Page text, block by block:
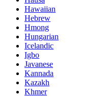
Hawaiian
Hebrew
Hmong
Hungarian
Icelandic
Igbo
Javanese
Kannada
Kazakh
Khmer